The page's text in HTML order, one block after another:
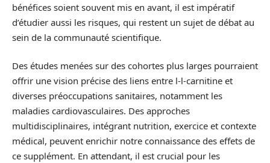
bénéfices soient souvent mis en avant, il est impératif
d’étudier aussi les risques, qui restent un sujet de débat au
sein de la communauté scientifique.
Des études menées sur des cohortes plus larges pourraient
offrir une vision précise des liens entre l-l-carnitine et
diverses préoccupations sanitaires, notamment les
maladies cardiovasculaires. Des approches
multidisciplinaires, intégrant nutrition, exercice et contexte
médical, peuvent enrichir notre connaissance des effets de
ce supplément. En attendant, il est crucial pour les